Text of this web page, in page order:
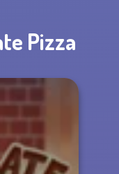
Pizza